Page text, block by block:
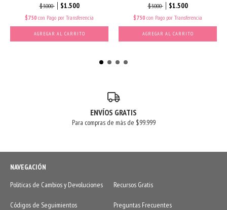
$3.000 $1.500
$750 con Pago por Transferencia
AGREGAR AL CARRITO
$3.000 $1.500
$750 con Pago por Transferencia
AGREGAR AL CARRITO
ENVÍOS GRATIS
Para compras de más de $99.999
NAVEGACIÓN
Politicas de Cambios y Devoluciones
Recursos Gratis
Códigos de Seguimientos Preguntas Frecuentes